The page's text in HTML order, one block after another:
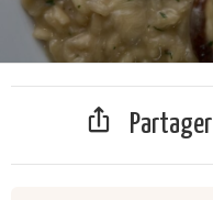
Partager